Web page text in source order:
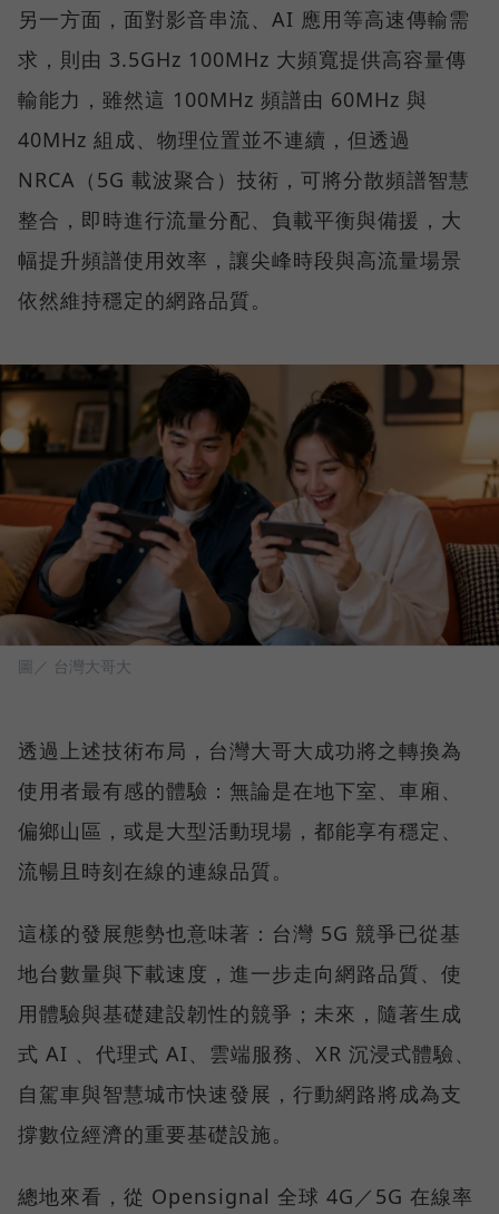
另一方面，面對影音串流、AI 應用等高速傳輸需
求，則由 3.5GHz 100MHz 大頻寬提供高容量傳
輸能力，雖然這 100MHz 頻譜由 60MHz 與
40MHz 組成、物理位置並不連續，但透過
NRCA（5G 載波聚合）技術，可將分散頻譜智慧
整合，即時進行流量分配、負載平衡與備援，大
幅提升頻譜使用效率，讓尖峰時段與高流量場景
依然維持穩定的網路品質。
圖／ 台灣大哥大
透過上述技術布局，台灣大哥大成功將之轉換為
使用者最有感的體驗：無論是在地下室、車廂、
偏鄉山區，或是大型活動現場，都能享有穩定、
流暢且時刻在線的連線品質。
這樣的發展態勢也意味著：台灣 5G 競爭已從基
地台數量與下載速度，進一步走向網路品質、使
用體驗與基礎建設韌性的競爭；未來，隨著生成
式 AI 、代理式 AI、雲端服務、XR 沉浸式體驗、
自駕車與智慧城市快速發展，行動網路將成為支
撐數位經濟的重要基礎設施。
總地來看，從 Opensignal 全球 4G／5G 在線率